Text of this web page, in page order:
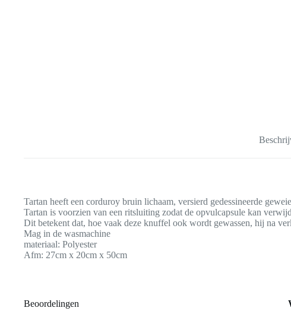
Tartan heeft een corduroy bruin lichaam, versierd gedessineerde
Tartan is voorzien van een ritsluiting zodat de opvulcapsule kan
Dit betekent dat, hoe vaak deze knuffel ook wordt gewassen, hij na
Mag in de wasmachine
materiaal: Polyester
Afm: 27cm x 20cm x 50cm
Beoordelingen